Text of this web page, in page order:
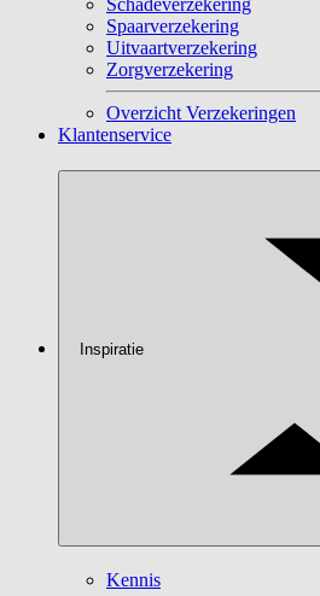
Spaarverzekering
Uitvaartverzekering
Zorgverzekering
Overzicht Verzekeringen
Klantenservice
Inspiratie
Kennis